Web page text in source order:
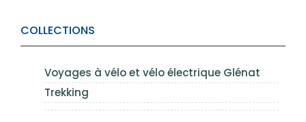
COLLECTIONS
Voyages à vélo et vélo électrique Glénat
Trekking